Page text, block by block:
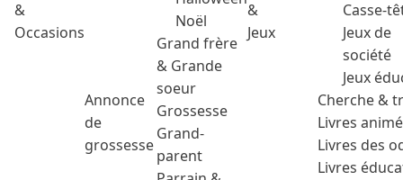
&
Occasions
Noël
Annonce
de
grossesse
Grand frère
& Grande
soeur
Grossesse
Grand-
parent
&
Jeux
Casse-
Jeux de
société
Jeux
Cherche &
Livres
Livres des
Livres